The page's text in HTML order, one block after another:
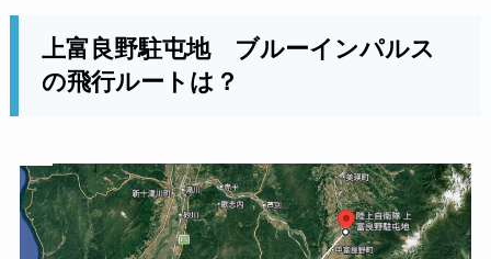
上富良野駐屯地 ブルーインパルス
の飛行ルートは？